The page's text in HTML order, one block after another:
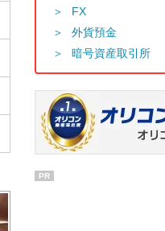
FX
外貨預金
暗号資産取引所
PR